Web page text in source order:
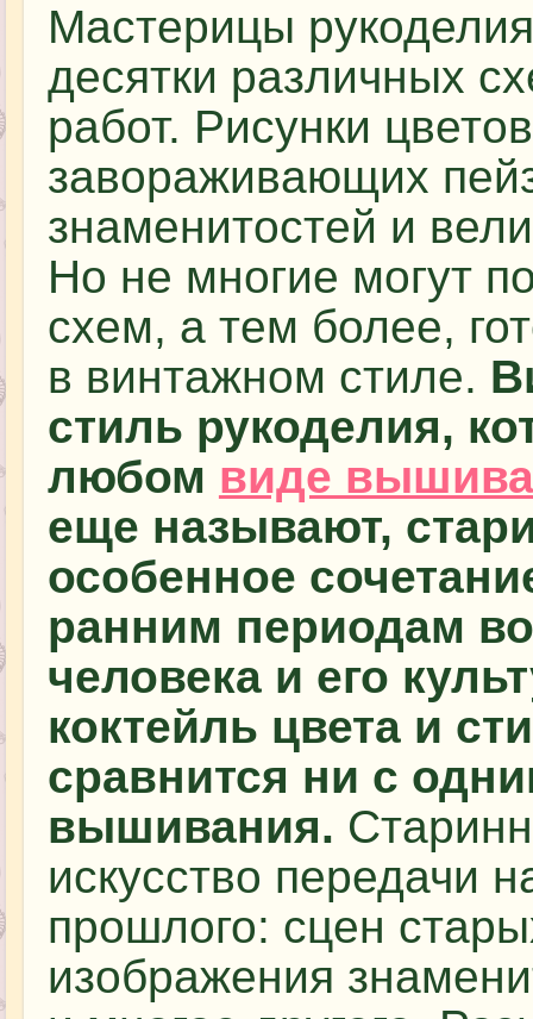
Мастерицы
десятки различных
работ. Рисунки
завораживающих
знаменитостей и
Но не многие могут
схем, а тем более,
в винтажном стиле.
стиль рукоделия,
любом виде
еще называют,
особенное
ранним периодам
человека и его
коктейль цвета и
сравнится ни с
вышивания.
искусство передачи
прошлого: сцен
изображения